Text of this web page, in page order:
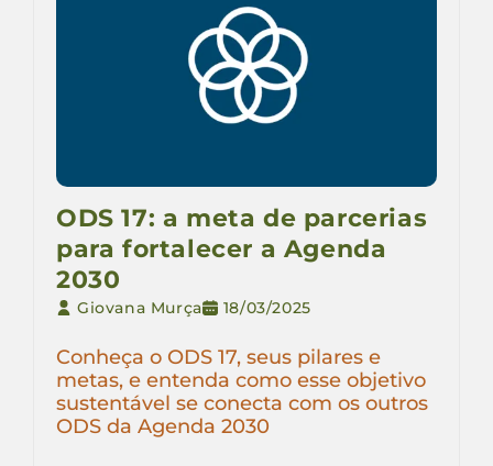
ODS 17: a meta de parcerias
para fortalecer a Agenda
2030
Giovana Murça 18/03/2025
Conheça o ODS 17, seus pilares e
metas, e entenda como esse objetivo
sustentável se conecta com os outros
ODS da Agenda 2030